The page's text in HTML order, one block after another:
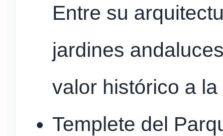
Entre su
jardines
valor histórico a
Templete del